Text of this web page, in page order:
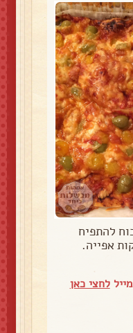
להתפיח
דקות הכנה ו-30 דקות אפייה.
לחצי כאן